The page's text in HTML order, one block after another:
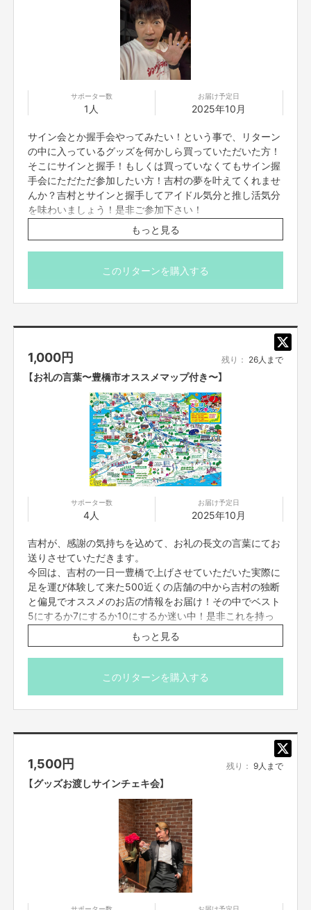
絶対絶対NOだと思いました。
ここからさらに活動して行かなければならないと強く思いました。
もっともっと「豊橋市住みます芸人」の存在をアピールしたいです！
まだまだ活動を知っていただくには、色々やって行かなければならない事は
沢山あると思いました。前回のクラファン達成しておしまいでは無いので
ってしまいそうで…それは嫌だ！もっともっと豊橋市を盛り上げるために出
来る事をやる！やれる事はある！と言う事で今回のクラファンに踏み切りま
した！
前回のクラファンをさせていただいて、分かった事が二つあります。それ
は、こんなにも応援していただいていたんだ！？と言う最も嬉しい事ともう
一つ。思ってたよりも驚いたのが、
「こんなにも楽しみしてくださってるんだ！？そしてめちゃ楽しんでくださ
るんだ！？」
リターンをです。
それらをいざ実行する時、支援してくださった方々が本当に楽しみにしてく
リターンを考えて、クラファンを始めて、そして達成させるために必死だっ
たので、ぶっちゃけ楽しむどころでは無かったのですが、支援下さった皆様
は本当に楽しんでくださっていて、それが本当に嬉しかったんです。
それで、必ず参加してくださった皆様が口を揃えて言ってくださったのが、
「楽しい！またやって下さい！」
なんか、支援するよりも先に、楽しそうだから楽しむためにリターンに参加
してくださってそれが先であって、その後に結果支援に繋がっていた！言う
ような感じで、1番嬉しい求めてる理想的なカタチだったんです。
二つって言ったのに後一つ！
2023年4月から豊橋市住みます芸人させていただき、色々なカタチでイベ
ントに参加したりXで発信したりした中で、知ってくださってた方々が、何
やら吉村がやってるぞと、豊橋市住みます芸人ってあぁあの時のアイツが企
画してんのかこりゃ参加してみようかなって、実際にリターンの時にお会い
出来て話せて交流出来たこと！！！クラファンを通してですがネットという
デジタル媒体でリアルに繋げれた瞬間にあぁ活動を知ってもらう媒体として
交流の場として最高だなぁやって良かったな本当！と思いました。
なので。
「豊橋市を盛り上げたい！住みます芸人3年目の覚悟vol.2」を始動させる事に
しました！！
豊橋市を盛り上げる事にもちろん繋がる！
豊橋市に人がくる！
一緒に目一杯楽しんでお金も落ちて豊橋市はさらに盛り上がる！
来れない方々は遠方でも楽しめるリターンを！
クラファンでまた豊橋市住みます芸人を知って頂ける事も増える！
リターンで知り合えて触れ合える方々も増える！
それ以外にも吉村の活動を知って貰える！
もーーーーうそりゃ良い事しかない！！！
サポーター数
1人
お届け予定日
2025年10月
サイン会とか握手会やってみたい！という事で、リターン
の中に入っているグッズを何かしら買っていただいた方！
そこにサインと握手！もしくは買っていなくてもサイン握
手会にただただ参加したい方！吉村の夢を叶えてくれませ
んか？吉村とサインと握手してアイドル気分と推し活気分
を味わいましょう！是非ご参加下さい！
日程は、2025年10月14日の「PAA LIVE」終わりを予定して
おります。他、10月以降の吉村出演予定の「ウデダメシ」
(まだスケジュール出てないため日程未定)ライブ終わり
や、他何かしら吉村のライブ終わり希望があれば、このプ
* 参加方法、場所や時間など、ご都合合わせを別途FANY
Crowdfundingのメッセージ機能にてご案内させていただ
きます。
※日程がどうしても合わないなど、参加できない場合でも
返金はいたしかねますのでご了承ください。
もっと見る
このリターンを購入する
1,000円 残り： 26人まで
【お礼の言葉〜豊橋市オススメマップ付き〜】
サポーター数
4人
お届け予定日
2025年10月
吉村が、感謝の気持ちを込めて、お礼の長文の言葉にてお
送りさせていただきます。
今回は、吉村の一日一豊橋で上げさせていただいた実際に
足を運び体験して来た500近くの店舗の中から吉村の独断
と偏見でオススメのお店の情報をお届け！その中でベスト
5にするか7にするか10にするか迷い中！是非これを持っ
て豊橋市を巡ろう！
※お礼の言葉はFANY Crowdfundingのメッセージ
機能にてお送りさせていただきます。
もっと見る
このリターンを購入する
1,500円 残り： 9人まで
【グッズお渡しサインチェキ会】